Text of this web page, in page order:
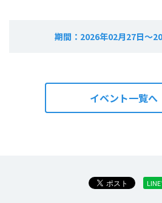
期間： 2026年02月27日～
イベント一覧へ